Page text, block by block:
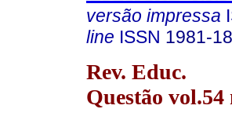
versão impressa
line ISSN 1981-
Rev. Educ.
Questão